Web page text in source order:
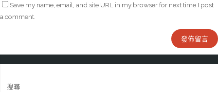
Save my name, email, and site URL in my browser for next time I post
a comment.
搜尋